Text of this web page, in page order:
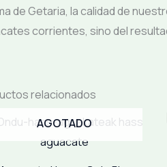
de Getaria, la calidad de
corrientes, sino del
relacionados
AGOTADO